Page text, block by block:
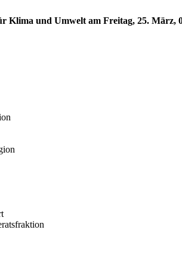
Klima und Umwelt am Freitag, 25.